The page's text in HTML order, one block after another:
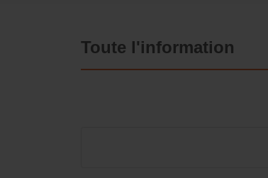
Toute l'information